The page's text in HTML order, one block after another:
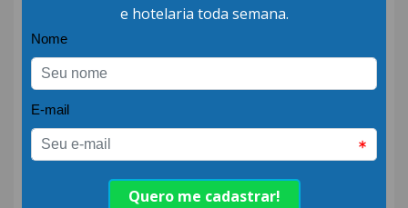
Assessoria de Comunicação do Ministério do
Turismo
Fonte: